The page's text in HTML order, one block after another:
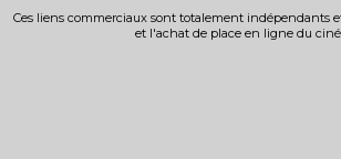
Ces liens commerciaux sont totalement indépendants
et l'achat de place en ligne du